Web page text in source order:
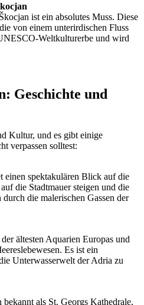
ist ein absolutes Muss. Diese
von einem unterirdischen Fluss
Weltkulturerbe und wird
Geschichte und
Kultur, und es gibt einige
verpassen solltest:
einen spektakulären Blick auf die
die Stadtmauer steigen und die
die malerischen Gassen der
ältesten Aquarien Europas und
Es ist ein
Unterwasserwelt der Adria zu
als St. Georgs Kathedrale,